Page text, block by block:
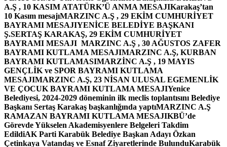
A.Ş , 10 KASIM ATATÜRK’Ü ANMA MESAJIKarakaş’tan
10 Kasım mesajıMARZINC A.Ş , 29 EKİM CUMHURİYET
BAYRAMI MESAJIYENİCE BELEDİYE BAŞKANI
Ş.SERTAŞ KARAKAŞ, 29 EKİM CUMHURİYET
BAYRAMI MESAJI MARZINC A.Ş , 30 AĞUSTOS ZAFER
BAYRAMI KUTLAMA MESAJIMARZINC A.Ş, KURBAN
BAYRAMI KUTLAMASIMARZİNC A.Ş , 19 MAYIS
GENÇLİK ve SPOR BAYRAMI KUTLAMA
MESAJIMARZINC A.Ş, 23 NİSAN ULUSAL EGEMENLİK
VE ÇOCUK BAYRAMI KUTLAMA MESAJIYenice
Belediyesi, 2024-2029 döneminin ilk meclis toplantısını Belediye
Başkanı Sertaş Karakaş başkanlığında yaptıMARZINC A.Ş
RAMAZAN BAYRAMI KUTLAMA MESAJIKBÜ’de
Görevde Yükselen Akademisyenlere Belgeleri Takdim
EdildiAK Parti Karabük Belediye Başkan Adayı Özkan
Çetinkaya Vatandaş ve Esnaf Ziyaretlerinde BulunduKarabük